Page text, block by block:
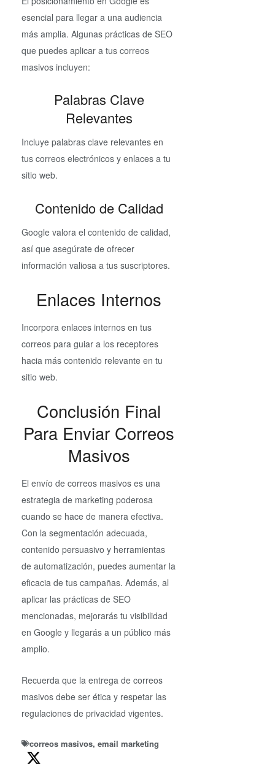
esencial para llegar a una audiencia
más amplia. Algunas prácticas de SEO
que puedes aplicar a tus correos
masivos incluyen:
Palabras Clave
Relevantes
Incluye palabras clave relevantes en
tus correos electrónicos y enlaces a tu
sitio web.
Contenido de Calidad
Google valora el contenido de calidad,
así que asegúrate de ofrecer
información valiosa a tus suscriptores.
Enlaces Internos
Incorpora enlaces internos en tus
correos para guiar a los receptores
hacia más contenido relevante en tu
sitio web.
Conclusión Final
Para Enviar Correos
Masivos
El envío de correos masivos es una
estrategia de marketing poderosa
cuando se hace de manera efectiva.
Con la segmentación adecuada,
contenido persuasivo y herramientas
de automatización, puedes aumentar la
eficacia de tus campañas. Además, al
aplicar las prácticas de SEO
mencionadas, mejorarás tu visibilidad
en Google y llegarás a un público más
amplio.
Recuerda que la entrega de correos
masivos debe ser ética y respetar las
regulaciones de privacidad vigentes.
correos masivos, email marketing